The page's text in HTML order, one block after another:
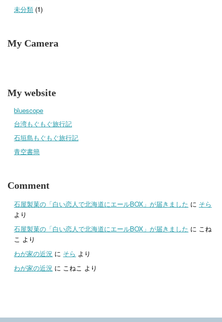
未分類 (1)
My Camera
My website
bluescope
台湾もぐもぐ旅行記
石垣島もぐもぐ旅行記
青空書簡
Comment
石屋製菓の「白い恋人で北海道にエールBOX」が届きました に そら
より
石屋製菓の「白い恋人で北海道にエールBOX」が届きました に こね
こ より
わが家の近況 に そら より
わが家の近況 に こねこ より